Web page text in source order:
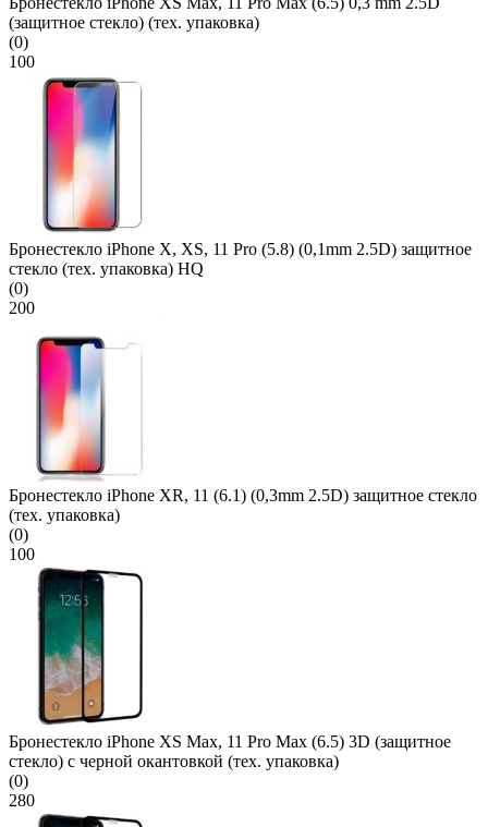
(защитное стекло) (тех. упаковка)
(0)
100
Бронестекло iPhone X, XS, 11 Pro (5.8) (0,1mm 2.5D) защитное
стекло (тех. упаковка) HQ
(0)
200
Бронестекло iPhone XR, 11 (6.1) (0,3mm 2.5D) защитное стекло
(тех. упаковка)
(0)
100
Бронестекло iPhone XS Max, 11 Pro Max (6.5) 3D (защитное
стекло) с черной окантовкой (тех. упаковка)
(0)
280